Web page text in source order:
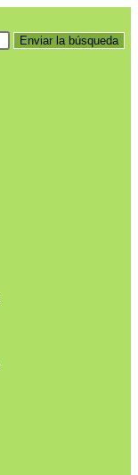
Enviar la búsqueda